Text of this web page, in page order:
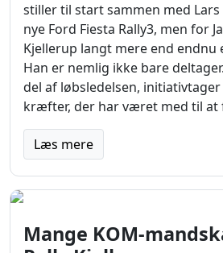
stiller til start sammen med
nye Ford Fiesta Rally3, men for
Kjellerup langt mere end endnu
Han er nemlig ikke bare
del af løbsledelsen,
kræfter, der har været med til at
Læs mere
Mange KOM-